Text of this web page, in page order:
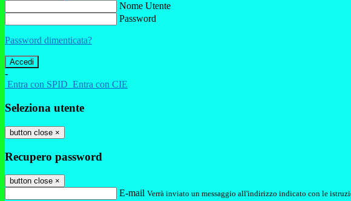
Nome Utente
Password
Password dimenticata?
-
Entra con SPID Entra con CIE
Seleziona utente
button close ×
Recupero password
button close ×
E-mail Verrà inviato un messaggio all'indirizzo indicato con le